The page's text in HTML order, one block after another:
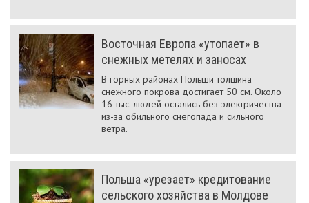
Восточная Европа «утопает» в
снежных метелях и заносах
В горных районах Польши толщина
снежного покрова достигает 50 см. Около
16 тыс. людей остались без электричества
из-за обильного снегопада и сильного
ветра.
Польша «урезает» кредитование
сельского хозяйства в Молдове